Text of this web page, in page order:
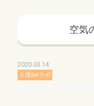
空気
2020.03.14
介護BKラボ